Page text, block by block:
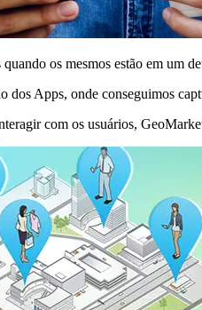
os mesmos estão em um
Apps, onde conseguimos
com os usuários,